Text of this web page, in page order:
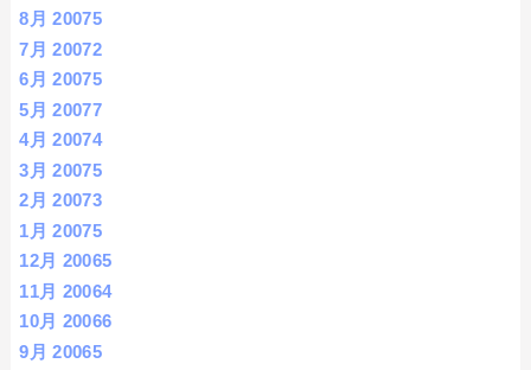
8月 20075
7月 20072
6月 20075
5月 20077
4月 20074
3月 20075
2月 20073
1月 20075
12月 20065
11月 20064
10月 20066
9月 20065